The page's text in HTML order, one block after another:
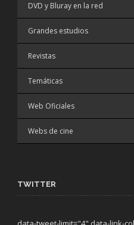
DVD y Bluray en la red
Grandes estudios
Revistas
Temáticas
Web Oficiales
Webs de cine
TWITTER